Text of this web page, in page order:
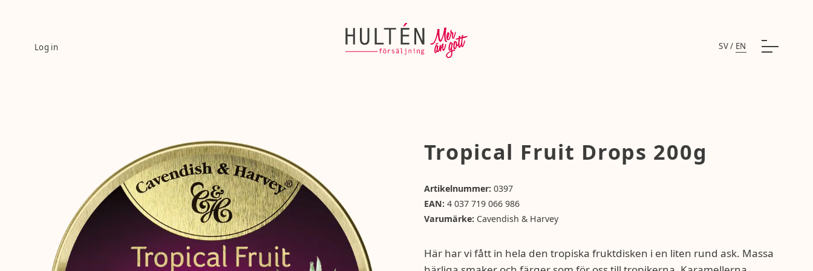
Log in SV/ EN
Tropical Fruit Drops 200g
Artikelnummer:0397
EAN:4 037 719 066 986
Varumärke:Cavendish & Harvey
Här har vi fått in hela den tropiska fruktdisken i en liten rund ask. Massa